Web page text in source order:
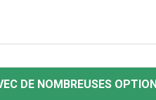
DE NOMBREUSES